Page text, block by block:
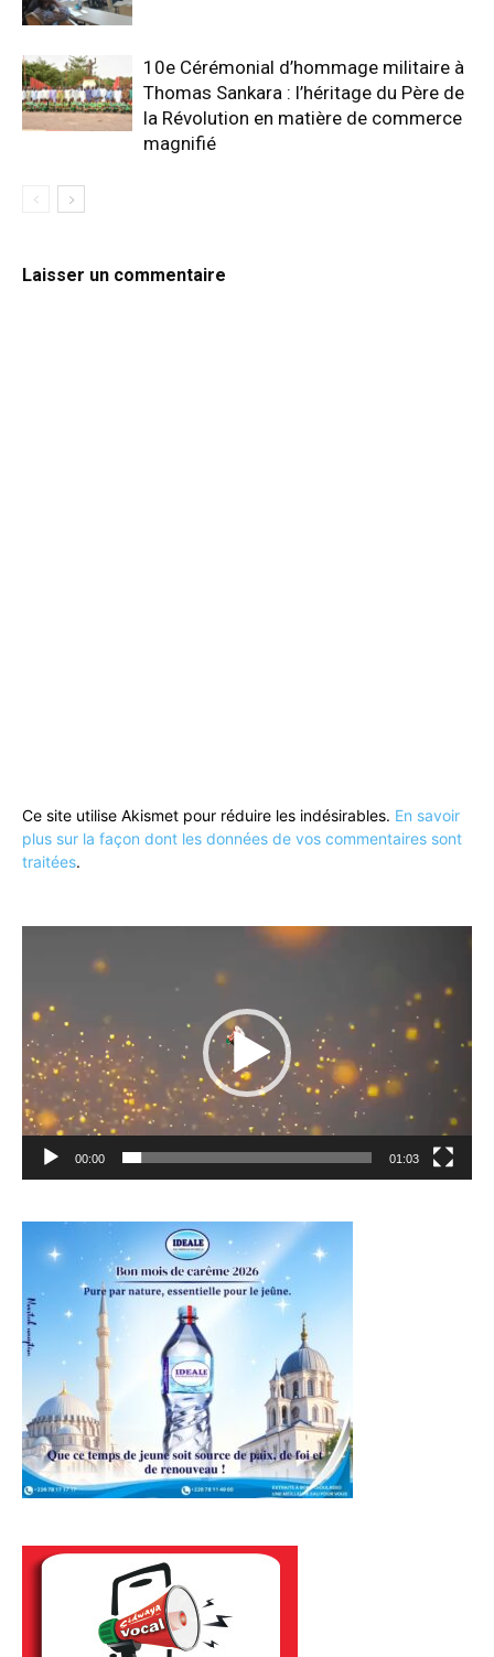
10e Cérémonial d’hommage militaire à
Thomas Sankara : l’héritage du Père de
la Révolution en matière de commerce
magnifié
Laisser un commentaire
Ce site utilise Akismet pour réduire les indésirables. En savoir
plus sur la façon dont les données de vos commentaires sont
traitées.
00:00 01:03